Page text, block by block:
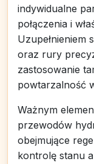
indywidualne
połączenia i
Uzupełnieniem
oraz rury
zastosowanie
powtarzalność
Ważnym
przewodów
obejmujące
kontrolę stanu